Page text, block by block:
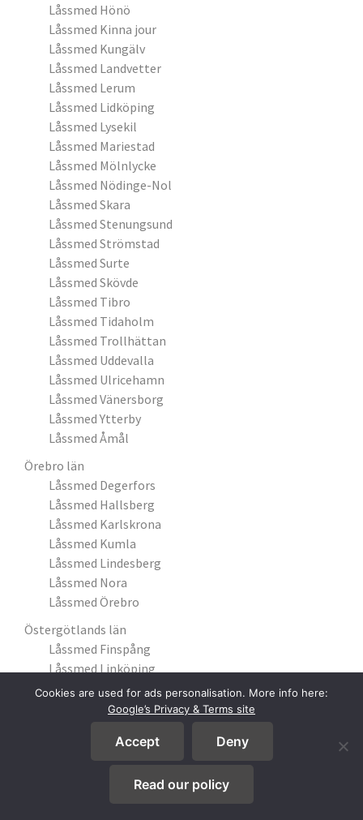
Låssmed Hönö
Låssmed Kinna jour
Låssmed Kungälv
Låssmed Landvetter
Låssmed Lerum
Låssmed Lidköping
Låssmed Lysekil
Låssmed Mariestad
Låssmed Mölnlycke
Låssmed Nödinge-Nol
Låssmed Skara
Låssmed Stenungsund
Låssmed Strömstad
Låssmed Surte
Låssmed Skövde
Låssmed Tibro
Låssmed Tidaholm
Låssmed Trollhättan
Låssmed Uddevalla
Låssmed Ulricehamn
Låssmed Vänersborg
Låssmed Ytterby
Låssmed Åmål
Örebro län
Låssmed Degerfors
Låssmed Hallsberg
Låssmed Karlskrona
Låssmed Kumla
Låssmed Lindesberg
Låssmed Nora
Låssmed Örebro
Östergötlands län
Låssmed Finspång
Låssmed Linköping
Låssmed Ljungsbro
Låssmed Mjölby
Låssmed Norrköping
Cookies are used for ads personalisation. More info here:
Google’s Privacy & Terms site
Accept Deny
Read our policy